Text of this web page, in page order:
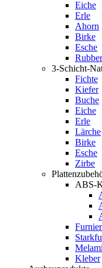
Eiche
Erle
Ahorn
Birke
Esche
3-Schicht-
Fichte
Kiefer
Buche
Eiche
Erle
Lärche
Birke
Esche
Zirbe
ABS-
Kleber